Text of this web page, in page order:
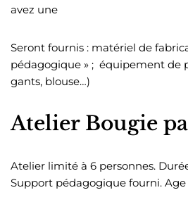
avez une
Seront fournis : matériel de
pédagogique » ; équipement de
gants, blouse…)
Atelier Bougie
Atelier limité à 6 personnes.
Support pédagogique fourni. Age